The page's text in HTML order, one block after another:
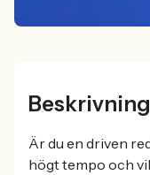
Beskrivning
Är du en driven
högt tempo och